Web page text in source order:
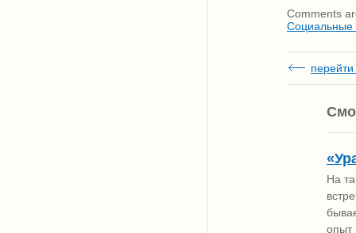
Comments
перейти
На
опыт